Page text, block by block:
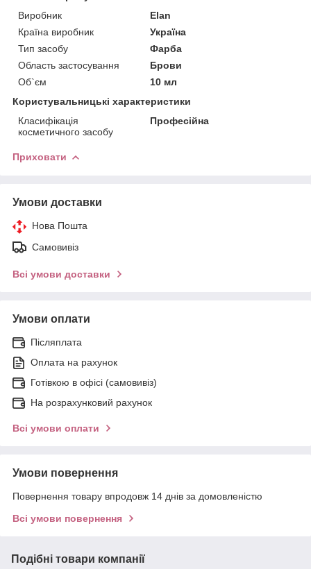
Виробник
Elan
Країна виробник
Україна
Тип засобу
Фарба
Область застосування
Брови
Об`єм
10 мл
Користувальницькі характеристики
Класифікація
косметичного засобу
Професійна
Приховати
Умови доставки
Нова Пошта
Самовивіз
Всі умови доставки
Умови оплати
Післяплата
Оплата на рахунок
Готівкою в офісі (самовивіз)
На розрахунковий рахунок
Всі умови оплати
Умови повернення
Повернення товару впродовж 14 днів за домовленістю
Всі умови повернення
Подібні товари компанії